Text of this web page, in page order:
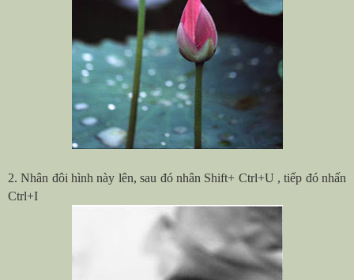
2. Nhân đôi hình này lên, sau đó nhân Shift+ Ctrl+U , tiếp đó nhấn
Ctrl+I